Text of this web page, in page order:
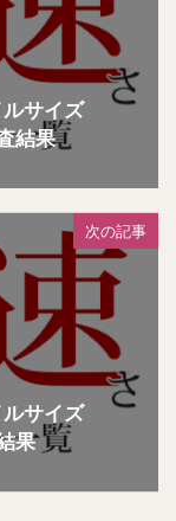
サイズ
結果
次の記事
サイズ
果